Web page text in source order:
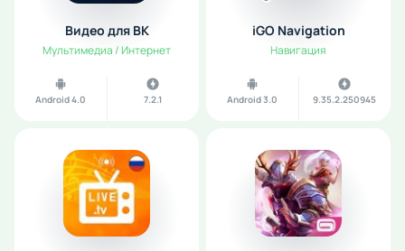
Видео для ВК
Мультимедиа / Интернет
Android 4.0 7.2.1
iGO Navigation
Навигация
Android 3.0 9.35.2.250945